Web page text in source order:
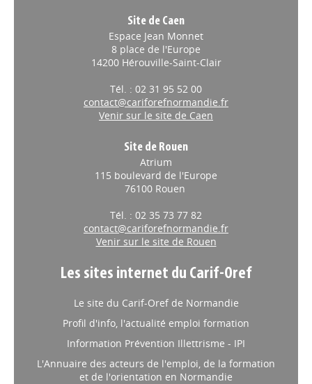
Site de Caen
Espace Jean Monnet
8 place de l'Europe
14200 Hérouville-Saint-Clair
Tél. : 02 31 95 52 00
contact@cariforefnormandie.fr
Venir sur le site de Caen
Site de Rouen
Atrium
115 boulevard de l'Europe
76100 Rouen
Tél. : 02 35 73 77 82
contact@cariforefnormandie.fr
Venir sur le site de Rouen
Les sites internet du Carif-Oref
Le site du Carif-Oref de Normandie
Profil d'info, l'actualité emploi formation
Information Prévention Illettrisme - IPI
L'Annuaire des acteurs de l'emploi, de la formation
et de l'orientation en Normandie